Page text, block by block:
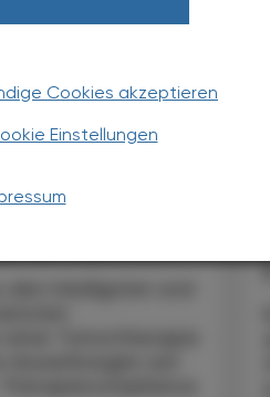
Cookies akzeptieren
Einstellungen